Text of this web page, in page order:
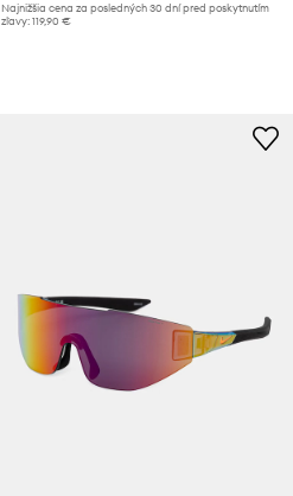
Najnižšia cena za posledných 30 dní pred poskytnutím
zľavy: 119,90 €